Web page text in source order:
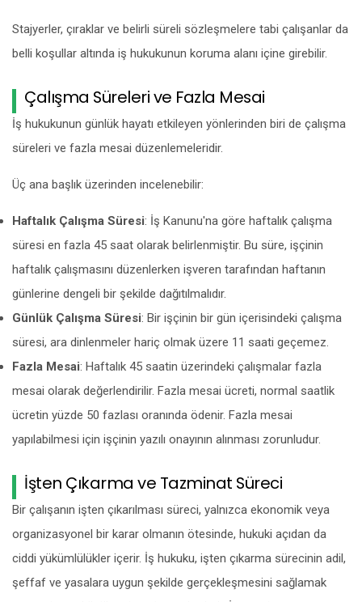
Stajyerler, çıraklar ve belirli süreli sözleşmelere tabi çalışanlar da
belli koşullar altında iş hukukunun koruma alanı içine girebilir.
Çalışma Süreleri ve Fazla Mesai
İş hukukunun günlük hayatı etkileyen yönlerinden biri de çalışma
süreleri ve fazla mesai düzenlemeleridir.
Üç ana başlık üzerinden incelenebilir:
Haftalık Çalışma Süresi: İş Kanunu'na göre haftalık çalışma
süresi en fazla 45 saat olarak belirlenmiştir. Bu süre, işçinin
haftalık çalışmasını düzenlerken işveren tarafından haftanın
günlerine dengeli bir şekilde dağıtılmalıdır.
Günlük Çalışma Süresi: Bir işçinin bir gün içerisindeki çalışma
süresi, ara dinlenmeler hariç olmak üzere 11 saati geçemez.
Fazla Mesai: Haftalık 45 saatin üzerindeki çalışmalar fazla
mesai olarak değerlendirilir. Fazla mesai ücreti, normal saatlik
ücretin yüzde 50 fazlası oranında ödenir. Fazla mesai
yapılabilmesi için işçinin yazılı onayının alınması zorunludur.
İşten Çıkarma ve Tazminat Süreci
Bir çalışanın işten çıkarılması süreci, yalnızca ekonomik veya
organizasyonel bir karar olmanın ötesinde, hukuki açıdan da
ciddi yükümlülükler içerir. İş hukuku, işten çıkarma sürecinin adil,
şeffaf ve yasalara uygun şekilde gerçekleşmesini sağlamak